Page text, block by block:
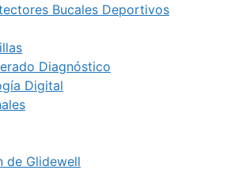
Bucales Deportivos
Diagnóstico
Digital
de Glidewell